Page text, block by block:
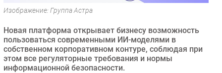
Гаджеты
Здоровье
РАЗДЕЛЫ
Изображение: Группа Астра
Новая платформа открывает бизнесу возможность
пользоваться современными ИИ-моделями в
собственном корпоративном контуре, соблюдая при
этом все регуляторные требования и нормы
информационной безопасности.